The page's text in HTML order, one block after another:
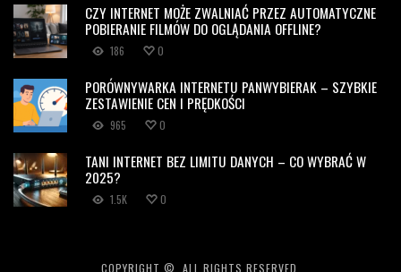
CZY INTERNET MOŻE ZWALNIAĆ PRZEZ AUTOMATYCZNE
POBIERANIE FILMÓW DO OGLĄDANIA OFFLINE?
186 0
PORÓWNYWARKA INTERNETU PANWYBIERAK – SZYBKIE
ZESTAWIENIE CEN I PRĘDKOŚCI
965 0
TANI INTERNET BEZ LIMITU DANYCH – CO WYBRAĆ W
2025?
1.5K 0
COPYRIGHT ©, ALL RIGHTS RESERVED.